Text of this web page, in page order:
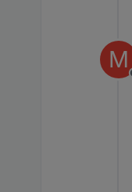
M